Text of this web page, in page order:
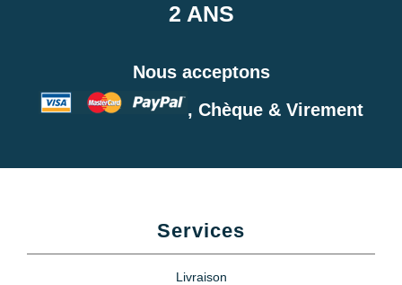
2 ANS
Nous acceptons
, Chèque & Virement
Services
Livraison